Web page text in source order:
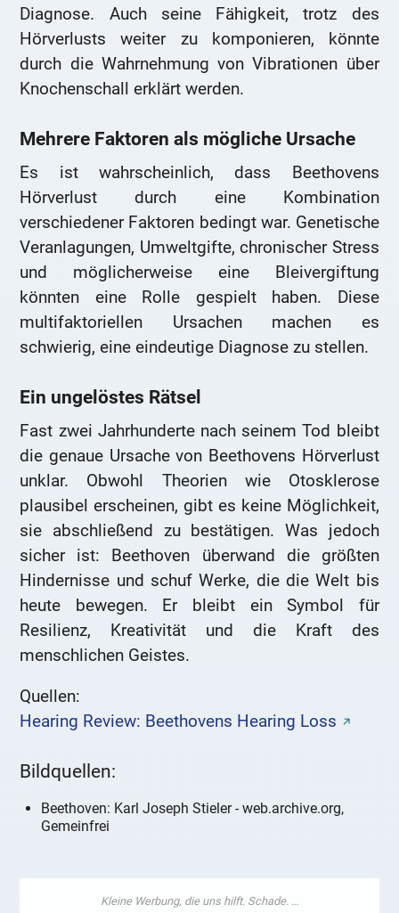
Diagnose. Auch seine Fähigkeit, trotz des
Hörverlusts weiter zu komponieren, könnte
durch die Wahrnehmung von Vibrationen über
Knochenschall erklärt werden.
Mehrere Faktoren als mögliche Ursache
Es ist wahrscheinlich, dass Beethovens
Hörverlust durch eine Kombination
verschiedener Faktoren bedingt war. Genetische
Veranlagungen, Umweltgifte, chronischer Stress
und möglicherweise eine Bleivergiftung
könnten eine Rolle gespielt haben. Diese
multifaktoriellen Ursachen machen es
schwierig, eine eindeutige Diagnose zu stellen.
Ein ungelöstes Rätsel
Fast zwei Jahrhunderte nach seinem Tod bleibt
die genaue Ursache von Beethovens Hörverlust
unklar. Obwohl Theorien wie Otosklerose
plausibel erscheinen, gibt es keine Möglichkeit,
sie abschließend zu bestätigen. Was jedoch
sicher ist: Beethoven überwand die größten
Hindernisse und schuf Werke, die die Welt bis
heute bewegen. Er bleibt ein Symbol für
Resilienz, Kreativität und die Kraft des
menschlichen Geistes.
Quellen:
Hearing Review: Beethovens Hearing Loss
Bildquellen:
Beethoven: Karl Joseph Stieler - web.archive.org,
Gemeinfrei